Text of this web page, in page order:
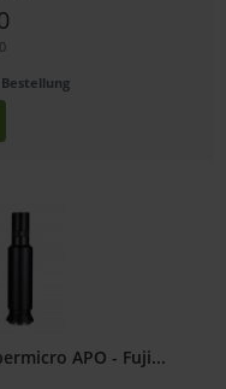
APO - Fuji...